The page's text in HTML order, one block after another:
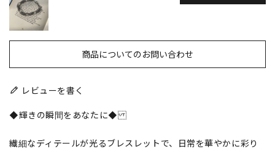
商品についてのお問い合わせ
レビューを書く
◆輝きの瞬間をあなたに◆
繊細なディテールが光るブレスレットで、日常を華やかに彩り